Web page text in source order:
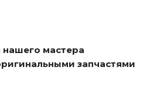
нашего мастера
запчастями